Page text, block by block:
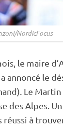
NordicFocus
le maire
annoncé le
Le
des Alpes.
réussi à